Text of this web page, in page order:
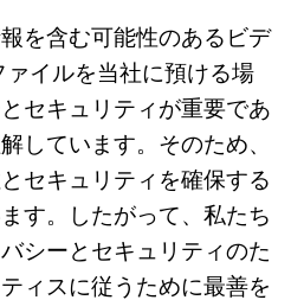
を含む可能性のあるビデ
イルを当社に預ける場
セキュリティが重要であ
しています。そのため、
セキュリティを確保する
す。したがって、私たち
シーとセキュリティのた
ィスに従うために最善を